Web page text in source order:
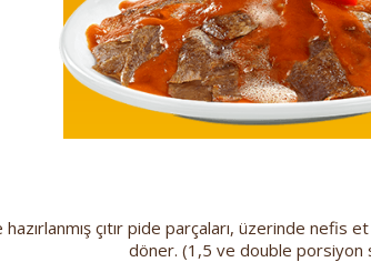
hazırlanmış çıtır pide parçaları, üzerinde
döner. (1,5 ve double porsiyon